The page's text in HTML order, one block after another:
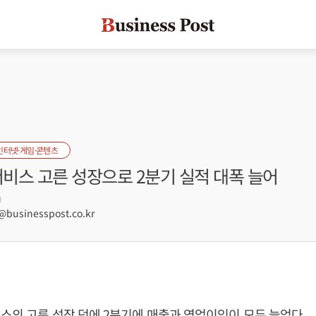
터넷·게임·콘텐츠
스 고른 성장으로 2분기 실적 대폭 늘어